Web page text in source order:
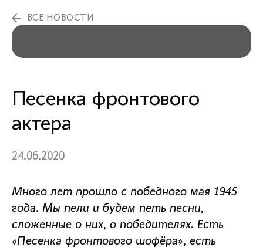
ВСЕ НОВОСТИ
Песенка фронтового
актера
24.06.2020
Много лет прошло с победного мая 1945
года. Мы пели и будем петь песни,
сложенные о них, о победителях. Есть
«Песенка фронтового шофёра», есть